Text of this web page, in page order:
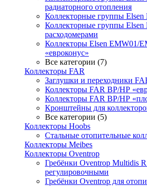
радиаторного отопления
Коллекторные группы Elsen
Коллекторные группы Elsen
расходомерами
Коллекторы Elsen EMW01/
«евроконус»
Все категории (7)
Коллекторы FAR
Заглушки и переходники
Коллекторы FAR ВР/НР
Коллекторы FAR ВР/НР
Кронштейны для
Все категории (5)
Коллекторы Hoobs
Стальные отопительные
Коллекторы Meibes
Коллекторы Oventrop
Гребёнки Oventrop Multidis
регулировочными
Гребёнки Oventrop для